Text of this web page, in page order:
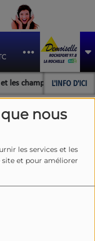
nous
les services et les
et pour améliorer
RENOUX
L'INFO D'ICI
les championnats du
?